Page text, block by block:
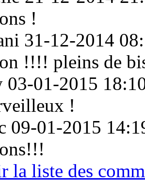
!
31-12-2014
!!!! pleins de
03-01-2015
!
09-01-2015
!
la liste des